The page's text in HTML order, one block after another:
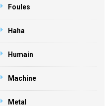
Foules
Haha
Humain
Machine
Metal